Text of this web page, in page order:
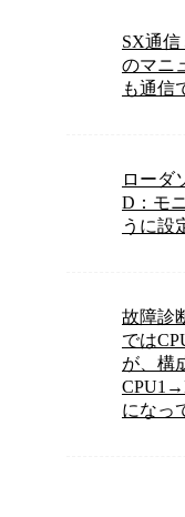
SX通信
のマニ
も通信
ローダ
D：モ
うに設
故障診
では
が、構
になっ